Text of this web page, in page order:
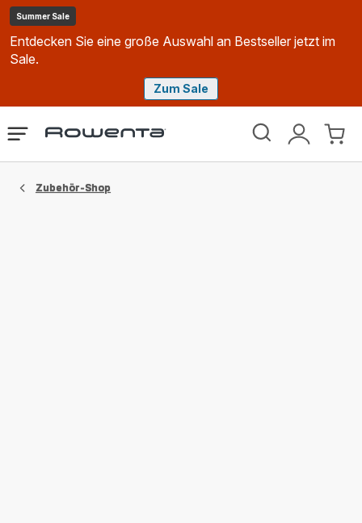
Summer Sale
Entdecken Sie eine große Auswahl an Bestseller jetzt im
Sale.
Zum Sale
Rowenta
Mein
Mein
Das
Zubehör-Shop